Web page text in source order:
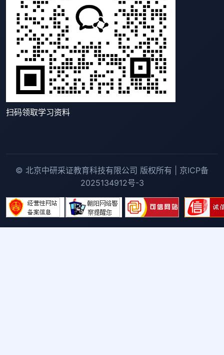
扫码领取学习资料
© 北京中研采证教育科技有限公司 版权所有 | 京ICP备
2025134912号-3